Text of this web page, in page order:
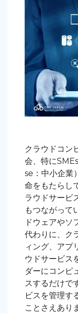
クラウドコン
会、特に
se：中小企業
命をもたらし
ラウドサービ
もつながって
ドウェアやソ
代わりに、ク
ィング、アプ
ウドサービス
ダーにコンピ
スするだけで
ビスを管理す
ことさえあり